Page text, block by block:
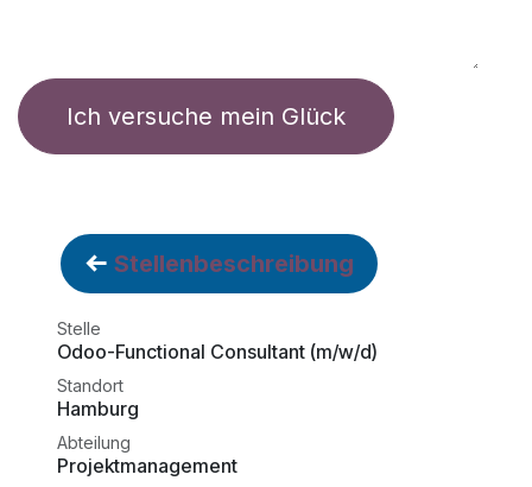
Ich versuche mein Glück
Stellenbeschreibung
Stelle
Odoo-Functional Consultant (m/w/d)
Standort
Hamburg
Abteilung
Projektmanagement